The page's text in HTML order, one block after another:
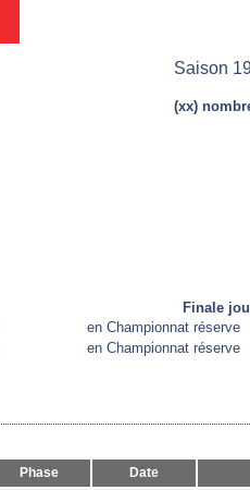
Saison
(xx)
Finale
en Championnat réserve
en Championnat réserve
Phase Date